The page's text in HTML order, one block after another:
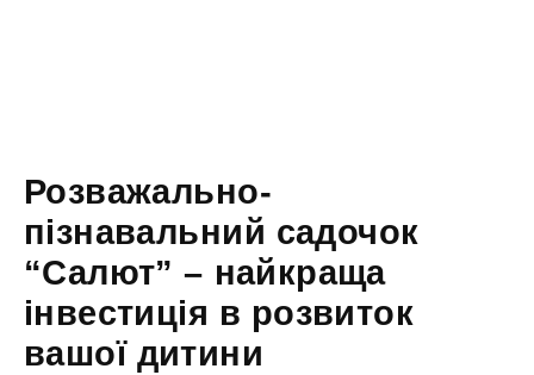
Розважально-
пізнавальний садочок
“Салют” – найкраща
інвестиція в розвиток
вашої дитини